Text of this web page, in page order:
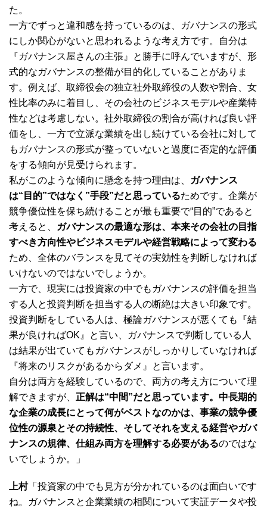
た。
一方でずっと違和感を持っているのは、ガバナンスの形式
にしか関心がないと思われるような考え方です。自分は
『ガバナンス屋さんの主張』と勝手に呼んでいますが、形
式的なガバナンスの整備が目的化していることがありま
す。例えば、取締役会の独立社外取締役の人数や割合、女
性比率のみに着目し、その会社のビジネスモデルや産業特
性などは考慮しない。社外取締役の割合が高ければ良い評
価をし、一方で立派な業績を出し続けている会社に対して
もガバナンスの形式が整っていないと過度に否定的な評価
をする傾向が見受けられます。
私がこのような傾向に懸念を持つ理由は、
ガバナンス
は“目的”ではなく”手段”だと思っているためです。企業が
競争優位性を保ち続けることが最も重要で“目的”であると
考えると、
ガバナンスの最適な形は、本来その会社の目指
すべき方向性やビジネスモデルや経営戦略によって変わる
ため、全体のバランスを見てその実効性を判断しなければ
いけないのではないでしょうか。
一方で、現実には投資家の中でもガバナンスの評価を担当
する人と投資判断を担当する人の断絶は大きい印象です。
投資判断をしている人は、極論ガバナンスが悪くても『結
果が良ければOK』と言い、ガバナンスで判断している人
は結果が出ていてもガバナンスがしっかりしていなければ
『将来のリスクがあるからダメ』と言います。
自分は両方を経験しているので、両方の考え方について理
解できますが、 正解は“中間”だと思っています。中長期的
な企業の成長にとって何がベストなのかは、事業の競争優
位性の源泉とその持続性、そしてそれを支える経営やガバ
ナンスの規律、仕組み両方を理解する必要があるのではな
いでしょうか。」
上村「投資家の中でも見方が分かれているのは面白いです
ね。ガバナンスと企業業績の相関について実証データや投